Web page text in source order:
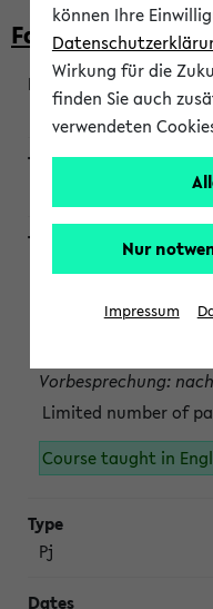
Faculty of Biology
200923
Wendisch, Peters-
Projektmodul
Persönliche
Vorbesprechung:
Limited number of
Course taught in
Pj
können Ihre
Wirkung für die
finden Sie auch
verwendeten
Nur
Impressum